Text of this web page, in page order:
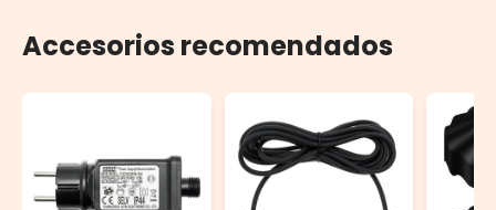
Accesorios recomendados